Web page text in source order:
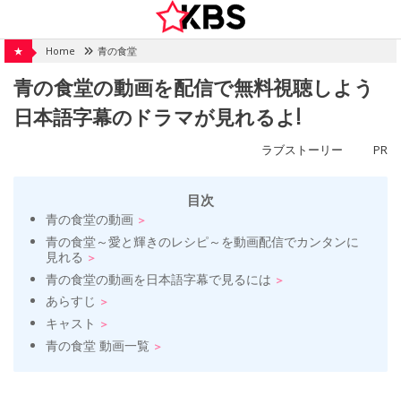
content
★ Home 青の食堂
青の食堂の動画を配信で無料視聴しよう
日本語字幕のドラマが見れるよ!
ラブストーリー PR
目次
青の食堂の動画
青の食堂～愛と輝きのレシピ～を動画配信でカンタンに
見れる
青の食堂の動画を日本語字幕で見るには
あらすじ
キャスト
青の食堂 動画一覧